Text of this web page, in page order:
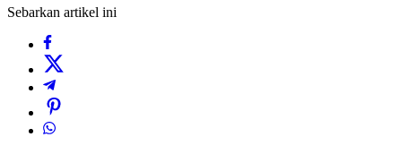
Sebarkan artikel ini